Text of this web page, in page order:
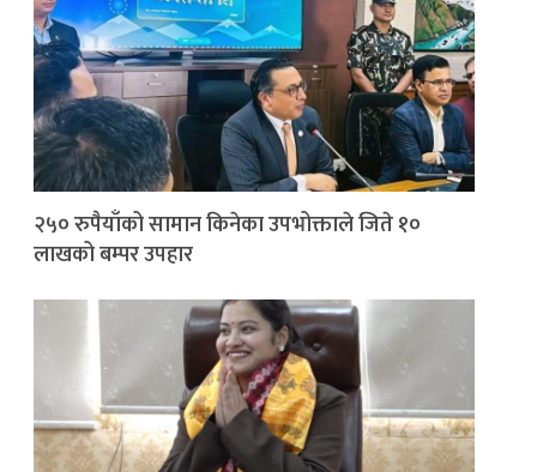
२५० रुपैयाँको सामान किनेका उपभोक्ताले जिते १०
लाखको बम्पर उपहार